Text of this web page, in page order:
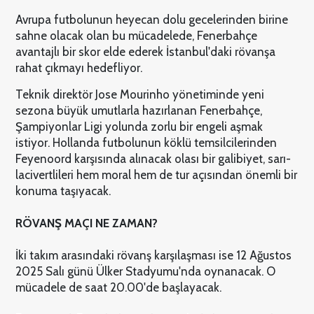
Avrupa futbolunun heyecan dolu gecelerinden birine
sahne olacak olan bu mücadelede, Fenerbahçe
avantajlı bir skor elde ederek İstanbul'daki rövanşa
rahat çıkmayı hedefliyor.
Teknik direktör Jose Mourinho yönetiminde yeni
sezona büyük umutlarla hazırlanan Fenerbahçe,
Şampiyonlar Ligi yolunda zorlu bir engeli aşmak
istiyor. Hollanda futbolunun köklü temsilcilerinden
Feyenoord karşısında alınacak olası bir galibiyet, sarı-
lacivertlileri hem moral hem de tur açısından önemli bir
konuma taşıyacak.
RÖVANŞ MAÇI NE ZAMAN?
İki takım arasındaki rövanş karşılaşması ise 12 Ağustos
2025 Salı günü Ülker Stadyumu'nda oynanacak. O
mücadele de saat 20.00'de başlayacak.